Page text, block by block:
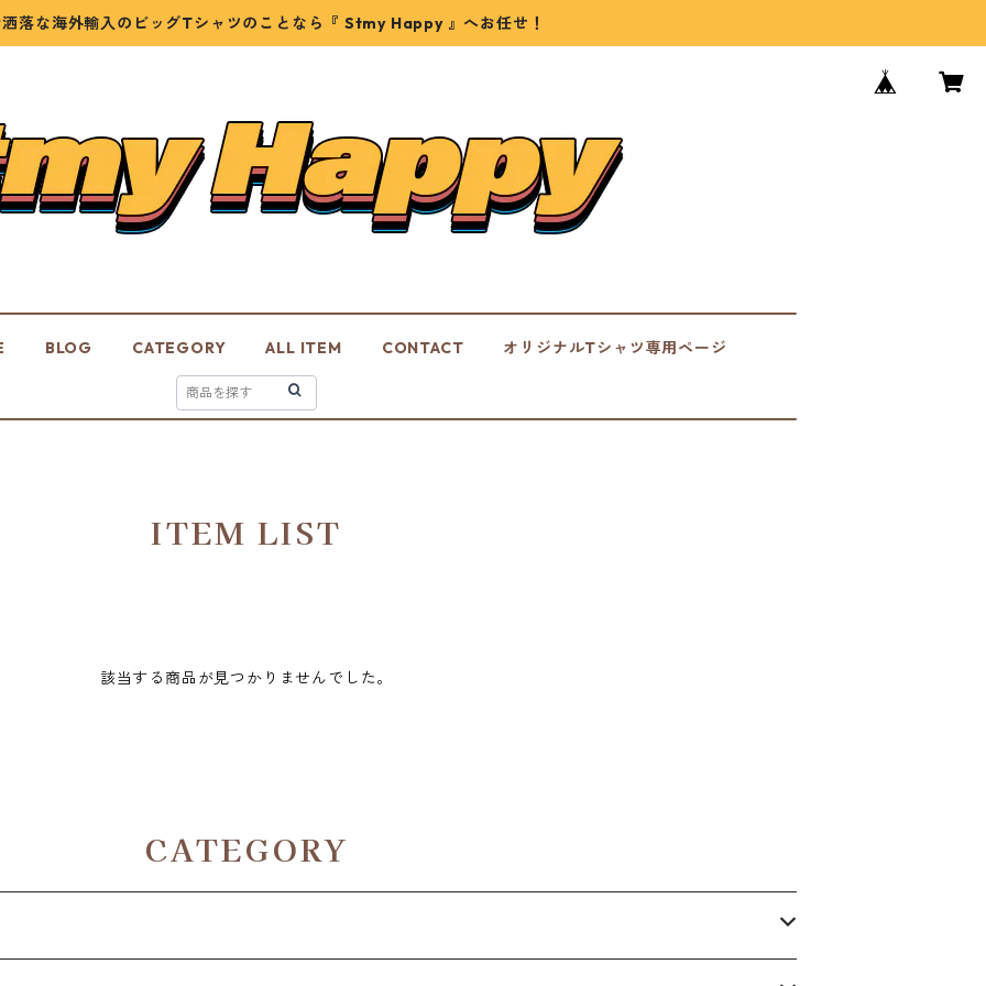
落な海外輸入のビッグTシャツのことなら『 Stmy Happy 』へお任せ！
BLOG CATEGORY ALL ITEM CONTACT オリジナルTシャツ専用ページ
ITEM LIST
該当する商品が見つかりませんでした。
CATEGORY